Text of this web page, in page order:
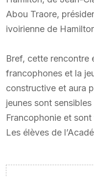
Abou Traore,
ivoirienne de
Bref, cette rencontre
francophones et la
constructive et aura
jeunes sont
Francophonie et
Les élèves de